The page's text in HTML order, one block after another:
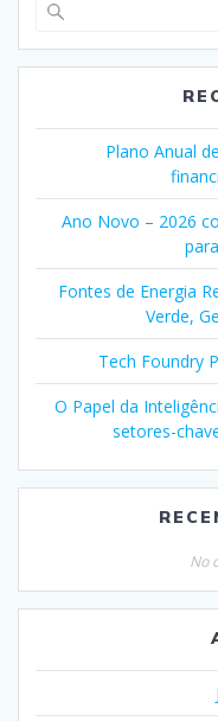
Plano Anual
Ano Novo – 2026
Fontes de Energia
Verde,
Tech Foundry
O Papel da
setores-
No